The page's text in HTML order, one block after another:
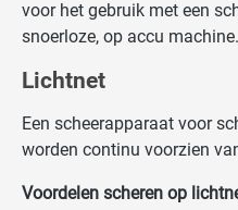
voor het gebruik met een
snoerloze, op accu machine.
Lichtnet
Een scheerapparaat voor
worden continu voorzien
Voordelen scheren op